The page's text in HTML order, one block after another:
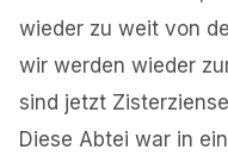
wieder zu weit von
wir werden wieder
sind jetzt
Diese Abtei war in